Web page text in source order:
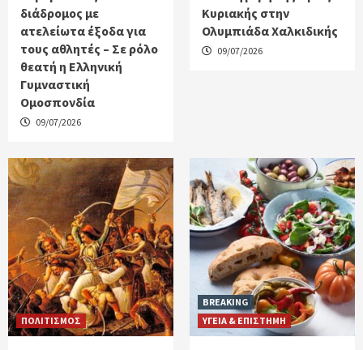
διάδρομος με
ατελείωτα έξοδα για
τους αθλητές – Σε ρόλο
θεατή η Ελληνική
Γυμναστική
Ομοσπονδία
09/07/2026
Κυριακής στην
Ολυμπιάδα Χαλκιδικής
09/07/2026
ΠΟΛΙΤΙΣΜΟΣ
BREAKING
ΥΓΕΙΑ & ΕΠΙΣΤΗΜΗ